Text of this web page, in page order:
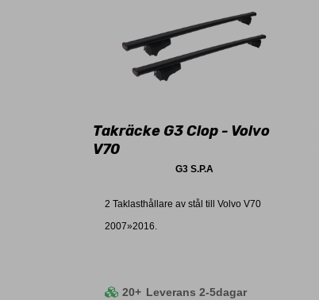
Takräcke G3 Clop - Volvo
V70
G3 S.P.A
2 Taklasthållare av stål till Volvo V70
2007»2016.
20+ Leverans 2-5dagar